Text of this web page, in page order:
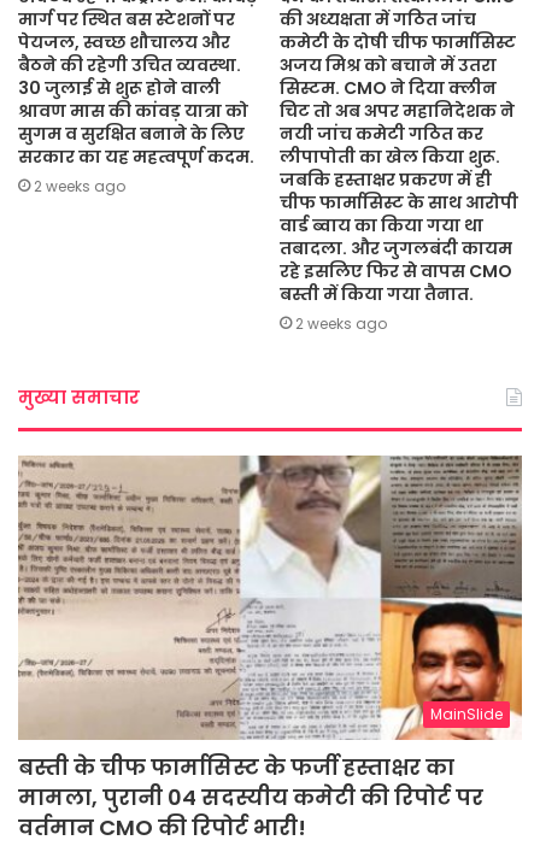
मार्ग पर स्थित बस स्टेशनों पर
पेयजल, स्वच्छ शौचालय और
बैठने की रहेगी उचित व्यवस्था.
30 जुलाई से शुरू होने वाली
श्रावण मास की कांवड़ यात्रा को
सुगम व सुरक्षित बनाने के लिए
सरकार का यह महत्वपूर्ण कदम.
2 weeks ago
की अध्यक्षता में गठित जांच
कमेटी के दोषी चीफ फार्मासिस्ट
अजय मिश्र को बचाने में उतरा
सिस्टम. CMO ने दिया क्लीन
चिट तो अब अपर महानिदेशक ने
नयी जांच कमेटी गठित कर
लीपापोती का खेल किया शुरू.
जबकि हस्ताक्षर प्रकरण में ही
चीफ फार्मासिस्ट के साथ आरोपी
वार्ड ब्वाय का किया गया था
तबादला. और जुगलबंदी कायम
रहे इसलिए फिर से वापस CMO
बस्ती में किया गया तैनात.
2 weeks ago
मुख्या समाचार
MainSlide
बस्ती के चीफ फार्मासिस्ट के फर्जी हस्ताक्षर का
मामला, पुरानी 04 सदस्यीय कमेटी की रिपोर्ट पर
वर्तमान CMO की रिपोर्ट भारी!